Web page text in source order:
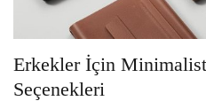
Erkekler İçin
Seçenekleri